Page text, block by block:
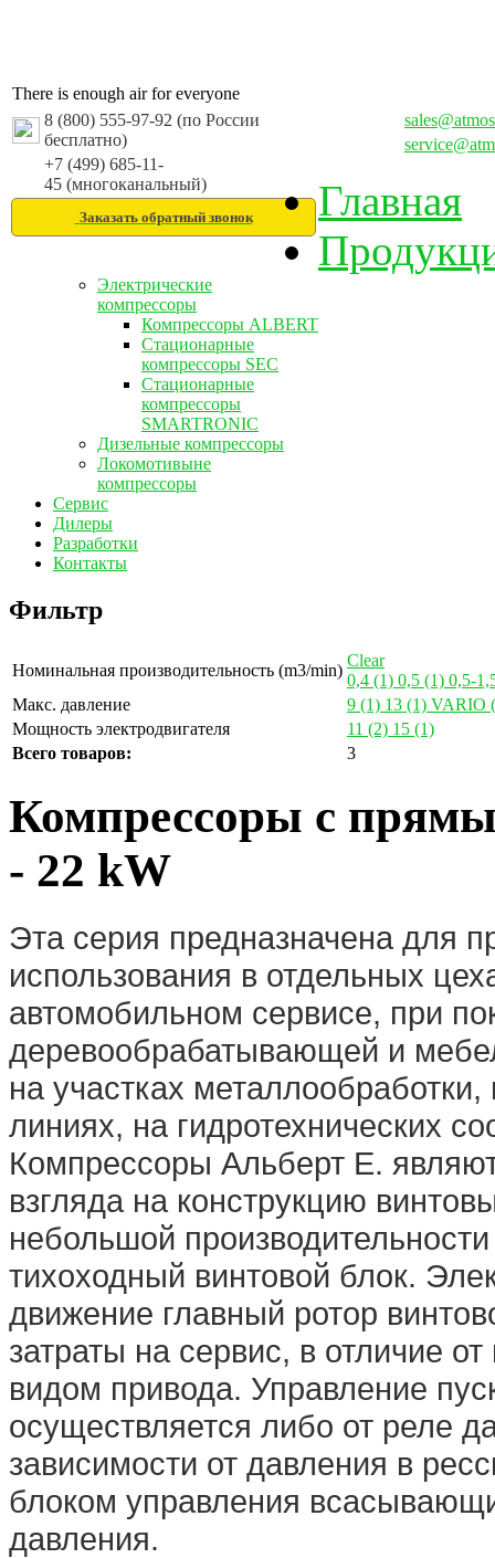
There is enough air for everyone
8 (800) 555-97-92 (по России
бесплатно)
+7 (499) 685-11-
45 (многоканальный)
Заказать обратный звонок
Главная
Электрические
компрессоры
Компрессоры ALBERT
Стационарные
компрессоры SEC
Стационарные
компрессоры
SMARTRONIC
Дизельные компрессоры
Локомотивыне
компрессоры
Сервис
Дилеры
Разработки
Контакты
Фильтр
Номинальная производительность (m3/min)
Clear
0,4 (1) 0,5 (1) 0,5-
Макс. давление
9 (1) 13 (1) VARIO
Мощность электродвигателя
11 (2) 15 (1)
Всего товаров:
3
Компрессоры с
- 22 kW
Эта серия предназначена для
использования в отдельных
автомобильном сервисе, при
деревообрабатывающей и
на участках
линиях, на гидротехнических
Компрессоры Альберт E.
взгляда на конструкцию
небольшой
тихоходный винтовой блок.
движение главный ротор
затраты на сервис, в отличие
видом привода. Управление
осуществляется либо от реле
зависимости от давления в
блоком управления
давления.